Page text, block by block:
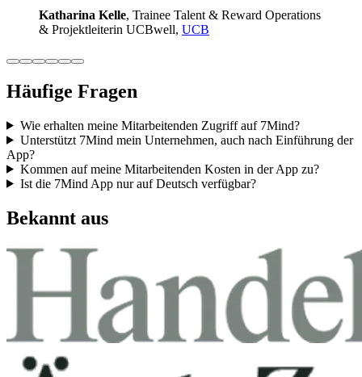
Katha­rina Kelle, Trainee Talent & Reward Ope­ra­ti­ons
& Pro­jekt­lei­te­rin UCB­well, UCB
Häufige Fragen
Wie erhalten meine Mitarbeitenden Zugriff auf 7Mind?
Unterstützt 7Mind mein Unternehmen, auch nach Einführung der
App?
Kommen auf meine Mitarbeitenden Kosten in der App zu?
Ist die 7Mind App nur auf Deutsch verfügbar?
Bekannt aus